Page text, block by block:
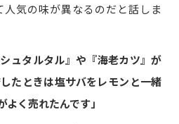
気の味が異なるのだと話しま
ュタルタル』や『海老カツ』が
たときは塩サバをレモンと一緒
く売れたんです」